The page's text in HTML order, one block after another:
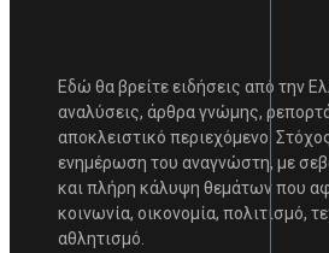
Εδώ θα βρείτε ειδήσεις από την
αναλύσεις, άρθρα γνώμης,
αποκλειστικό περιεχόμενο.
ενημέρωση του αναγνώστη, με
και πλήρη κάλυψη θεμάτων που
κοινωνία, οικονομία, πολιτισμό,
αθλητισμό.